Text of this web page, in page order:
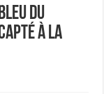
du
à la